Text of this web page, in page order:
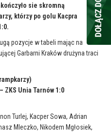
sie skromną
którzy po golu Kacpra
pozycje w tabeli mając na
Garbarni Kraków drużyna traci
ZKS Unia Tarnów 1:0
Turlej, Kacper Sowa, Adrian
Mleczko, Nikodem Mgłosiek,